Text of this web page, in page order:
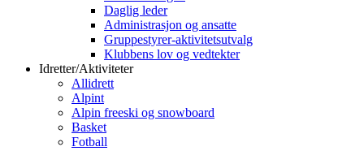
Daglig leder
Administrasjon og ansatte
Gruppestyrer-aktivitetsutvalg
Klubbens lov og vedtekter
Idretter/Aktiviteter
Allidrett
Alpint
Alpin freeski og snowboard
Basket
Fotball